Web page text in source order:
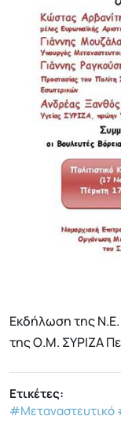
Εκδήλωση της Ν.Ε.
της Ο.Μ. ΣΥΡΙΖΑ
Ετικέτες:
#Μεταναστευτικό